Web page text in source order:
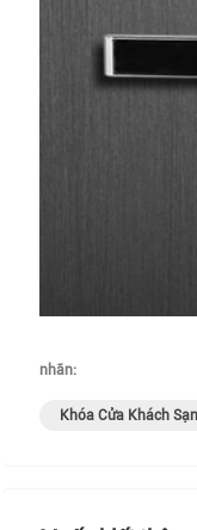
nhãn:
Khóa Cửa Khách